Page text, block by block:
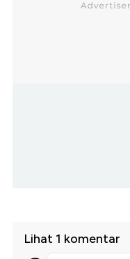
Lihat 1 komentar